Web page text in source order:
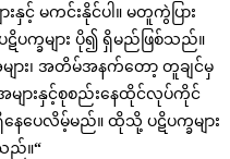
နှင့် မကင်းနိုင်ပါ။ မတူကွဲပြား
ပက္ခများ ပို၍ ရှိမည်ဖြစ်သည်။
ား၊ အတိမ်အနက်တော့ တူချင်မှ
ားနှင့်စုစည်းနေထိုင်လုပ်ကိုင်
နေပေလိမ့်မည်။ ထိုသို့ ပဋိပက္ခများ
ည်။“